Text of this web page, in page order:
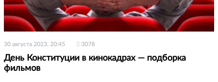
30 августа 2023, 20:45 3078
День Конституции в кинокадрах — подборка
фильмов